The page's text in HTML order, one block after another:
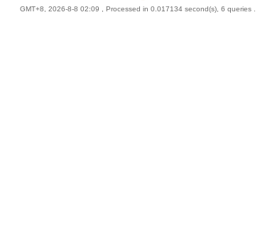
GMT+8, 2026-8-8 02:09 , Processed in 0.017134 second(s), 6 queries .